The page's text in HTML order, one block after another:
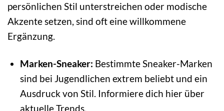
persönlichen Stil unterstreichen oder modische
Akzente setzen, sind oft eine willkommene
Ergänzung.
Marken-Sneaker: Bestimmte Sneaker-Marken
sind bei Jugendlichen extrem beliebt und ein
Ausdruck von Stil. Informiere dich hier über
aktuelle Trends.